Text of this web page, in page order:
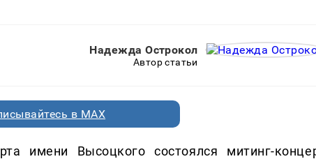
Надежда Острокол
Автор статьи
в MAX
имени Высоцкого состоялся митинг-